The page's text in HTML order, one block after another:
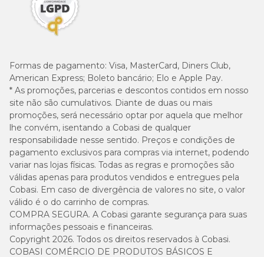
Formas de pagamento: Visa, MasterCard, Diners Club,
American Express; Boleto bancário; Elo e Apple Pay.
* As promoções, parcerias e descontos contidos em nosso
site não são cumulativos. Diante de duas ou mais
promoções, será necessário optar por aquela que melhor
lhe convém, isentando a Cobasi de qualquer
responsabilidade nesse sentido. Preços e condições de
pagamento exclusivos para compras via internet, podendo
variar nas lojas físicas. Todas as regras e promoções são
válidas apenas para produtos vendidos e entregues pela
Cobasi. Em caso de divergência de valores no site, o valor
válido é o do carrinho de compras.
COMPRA SEGURA. A Cobasi garante segurança para suas
informações pessoais e financeiras.
Copyright 2026. Todos os direitos reservados à Cobasi.
COBASI COMÉRCIO DE PRODUTOS BÁSICOS E